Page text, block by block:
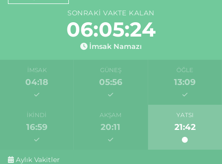
SONRAKI VAKTE KALAN
06:05:23
İmsak Namazı
İMSAK
04:18
GÜNEŞ
05:56
ÖĞLE
13:09
İKINDI
16:59
AKŞAM
20:11
YATSI
21:42
Aylık Vakitler